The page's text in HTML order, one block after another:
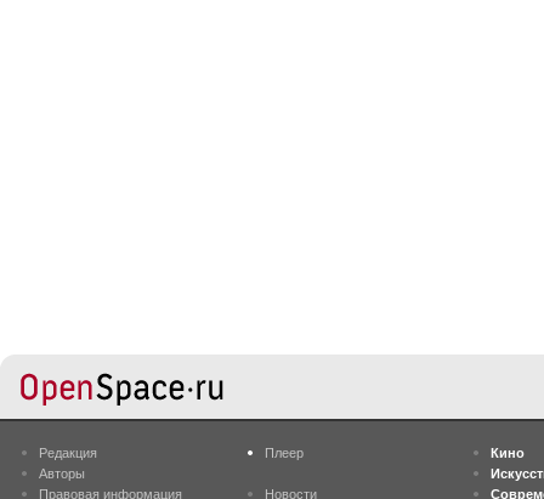
Редакция
Авторы
Правовая информация
Плеер
Новости
Кино